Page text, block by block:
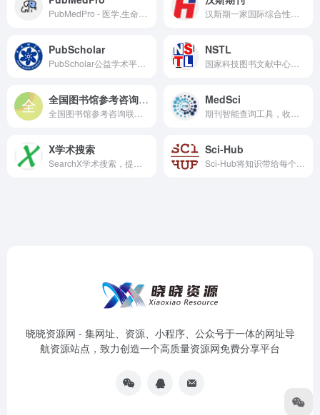
PubScholar NSTL
全国图书馆参考咨询联盟 MedSci
X学术搜索 Sci-Hub
晓晓资源网 - 集网址、资源、小程序、公众号于一体的网址导
航资源站点，致力创造一个高质量资源网免费分享平台